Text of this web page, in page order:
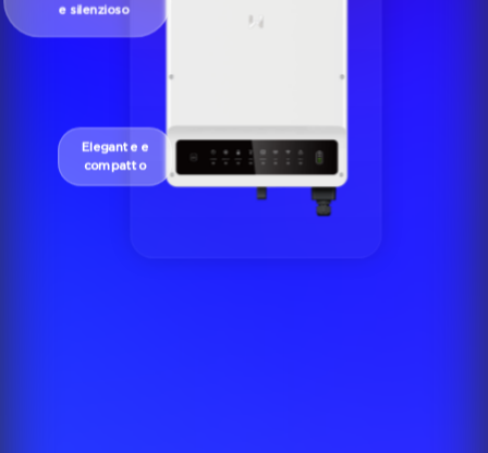
e silenzioso
Elegante e
compatto